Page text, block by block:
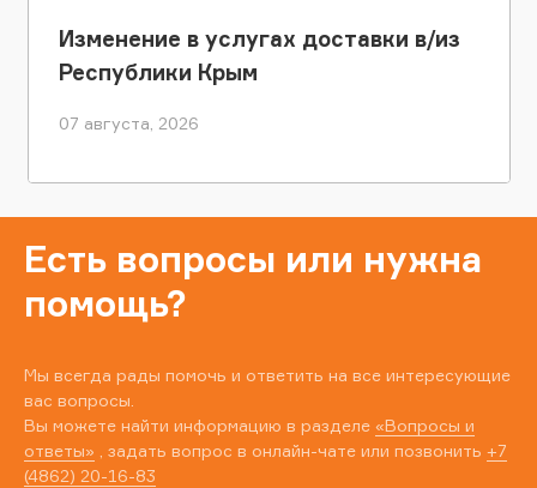
Изменение в услугах доставки в/из
Республики Крым
07 августа, 2026
Есть вопросы или нужна
помощь?
Мы всегда рады помочь и ответить на все интересующие
вас вопросы.
Вы можете найти информацию в разделе «Вопросы и
ответы» , задать вопрос в онлайн-чате или позвонить +7
(4862) 20-16-83